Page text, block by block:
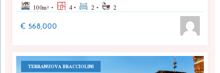
100m² 4 2 2
€ 568,000
TERRANUOVA BRACCIOLINI